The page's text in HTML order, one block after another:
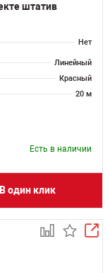
штатив
Нет
Линейный
Красный
20 м
Есть в наличии
В один клик